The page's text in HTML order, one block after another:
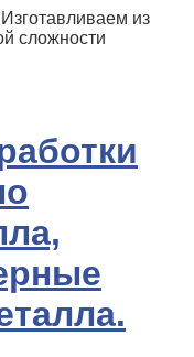
Изготавливаем из
сложности